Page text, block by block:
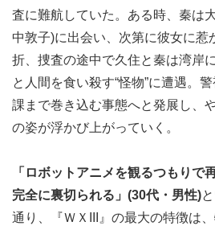
査に難航していた。ある時、秦は
中敦子)に出会い、次第に彼女に惹
折、捜査の途中で久住と秦は湾岸
と人間を食い殺す“怪物”に遭遇。
課まで巻き込む事態へと発展し、
の姿が浮かび上がっていく。
「ロボットアニメを観るつもりで
完全に裏切られる」(30代・男性)
通り、『ＷＸIII』の最大の特徴は